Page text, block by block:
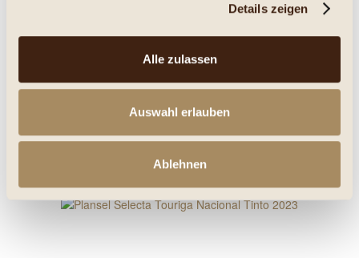
Details zeigen
Alle zulassen
Auswahl erlauben
Ablehnen
Inhalt0.75 Liter(25,27 € * / 1 Liter)